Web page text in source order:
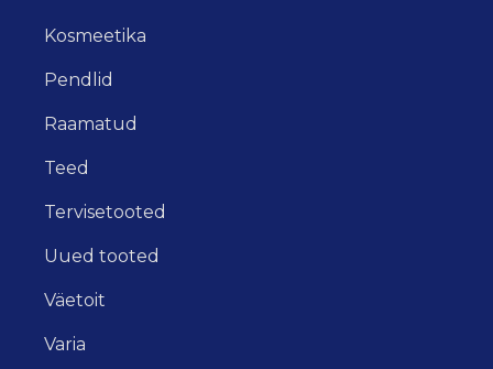
Kosmeetika
Pendlid
Raamatud
Teed
Tervisetooted
Uued tooted
Väetoit
Varia